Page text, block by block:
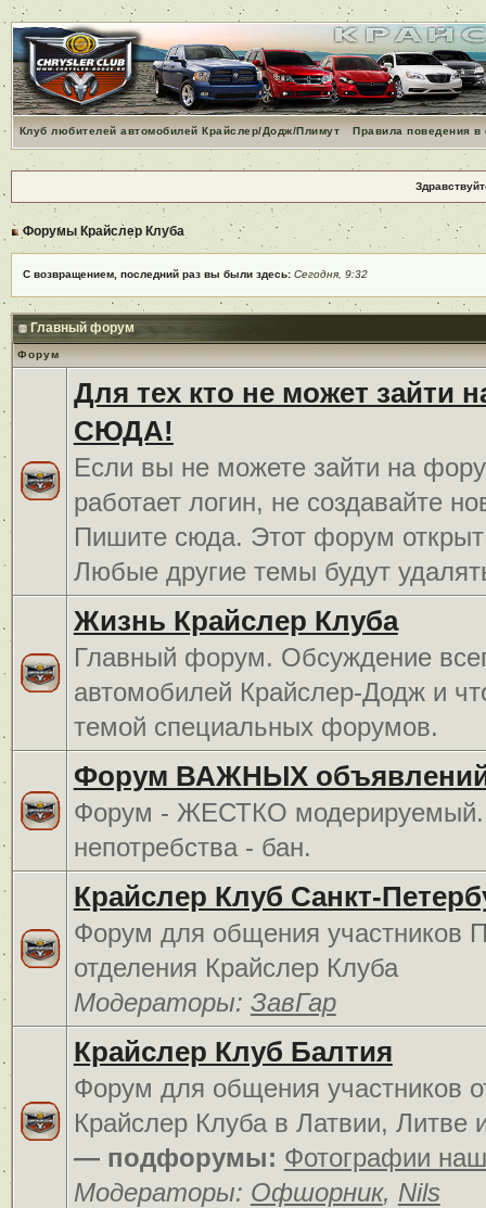
Клуб любителей автомобилей Крайслер/Додж/Плимут Правила поведения
Форумы Крайслер Клуба
С возвращением, последний раз вы были здесь: Сегодня, 9:32
Главный форум
Форум
Для тех кто не может зайти
СЮДА!
Если вы не можете зайти на
работает логин, не создавайте
Пишите сюда. Этот форум открыт
Любые другие темы будут
Жизнь Крайслер Клуба
Главный форум. Обсуждение
автомобилей Крайслер-Додж и
темой специальных форумов.
Форум ВАЖНЫХ
Форум - ЖЕСТКО
непотребства - бан.
Крайслер Клуб Санкт-
Форум для общения участников
отделения Крайслер Клуба
Модераторы: ЗавГар
Крайслер Клуб Балтия
Форум для общения участников
Крайслер Клуба в Латвии, Литве
— подфорумы: Фотографии
Модераторы: Офшорник, Nils